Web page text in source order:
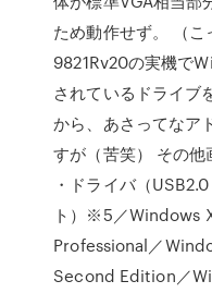
ため動作せず。 （
9821Rv20の実機で
されているドライブ
から、あさってなア
すが（苦笑） その
・ドライバ（
ト）※5／Windows
Professional／
Second Edition／